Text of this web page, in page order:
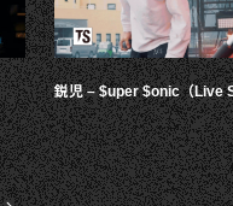
鋭児 – $uper $onic（Live